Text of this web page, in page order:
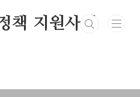
책 지원사업